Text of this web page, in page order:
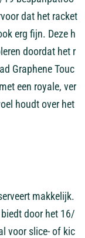
dat het racket
erg fijn. Deze h
doordat het r
Graphene Touc
met een royale, ver
houdt over het
makkelijk.
biedt door het 16/
voor slice- of kic